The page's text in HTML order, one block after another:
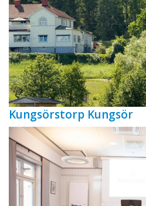
Kungsörstorp Kungsör